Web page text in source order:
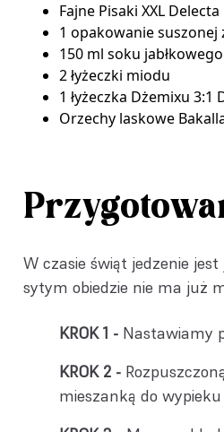
Fajne Pisaki XXL Delecta
1 opakowaniesuszonej
150 ml soku jabłkowego
2 łyżeczki miodu
1 łyżeczka Dżemixu 3:1
Orzechy laskowe
W czasie świąt jedzenie
sytym obiedzie nie ma już
Nastawiamy
mieszanką do